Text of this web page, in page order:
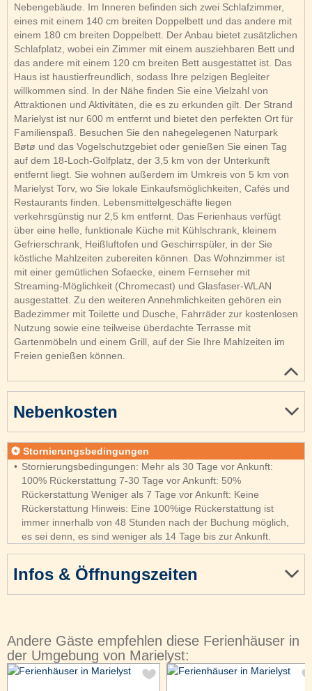
Nebengebäude. Im Inneren befinden sich zwei Schlafzimmer,
eines mit einem 140 cm breiten Doppelbett und das andere mit
einem 180 cm breiten Doppelbett. Der Anbau bietet zusätzlichen
Schlafplatz, wobei ein Zimmer mit einem ausziehbaren Bett und
das andere mit einem 120 cm breiten Bett ausgestattet ist. Das
Haus ist haustierfreundlich, sodass Ihre pelzigen Begleiter
willkommen sind. In der Nähe finden Sie eine Vielzahl von
Attraktionen und Aktivitäten, die es zu erkunden gilt. Der Strand
Marielyst ist nur 600 m entfernt und bietet den perfekten Ort für
Familienspaß. Besuchen Sie den nahegelegenen Naturpark
Bøtø und das Vogelschutzgebiet oder genießen Sie einen Tag
auf dem 18-Loch-Golfplatz, der 3,5 km von der Unterkunft
entfernt liegt. Sie wohnen außerdem im Umkreis von 5 km von
Marielyst Torv, wo Sie lokale Einkaufsmöglichkeiten, Cafés und
Restaurants finden. Lebensmittelgeschäfte liegen
verkehrsgünstig nur 2,5 km entfernt. Das Ferienhaus verfügt
über eine helle, funktionale Küche mit Kühlschrank, kleinem
Gefrierschrank, Heißluftofen und Geschirrspüler, in der Sie
köstliche Mahlzeiten zubereiten können. Das Wohnzimmer ist
mit einer gemütlichen Sofaecke, einem Fernseher mit
Streaming-Möglichkeit (Chromecast) und Glasfaser-WLAN
ausgestattet. Zu den weiteren Annehmlichkeiten gehören ein
Badezimmer mit Toilette und Dusche, Fahrräder zur kostenlosen
Nutzung sowie eine teilweise überdachte Terrasse mit
Gartenmöbeln und einem Grill, auf der Sie Ihre Mahlzeiten im
Freien genießen können.
Infos & Öffnungszeiten
Nebenkosten
Stornierungsbedingungen
Stornierungsbedingungen: Mehr als 30 Tage vor Ankunft:
100% Rückerstattung 7-30 Tage vor Ankunft: 50%
Rückerstattung Weniger als 7 Tage vor Ankunft: Keine
Rückerstattung Hinweis: Eine 100%ige Rückerstattung ist
immer innerhalb von 48 Stunden nach der Buchung möglich,
es sei denn, es sind weniger als 14 Tage bis zur Ankunft.
Andere Gäste empfehlen diese Ferienhäuser in
der Umgebung von Marielyst: